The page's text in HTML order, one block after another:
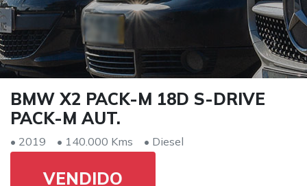
BMW X2 PACK-M 18D S-DRIVE
PACK-M AUT.
• 2019 • 140.000 Kms • Diesel
VENDIDO